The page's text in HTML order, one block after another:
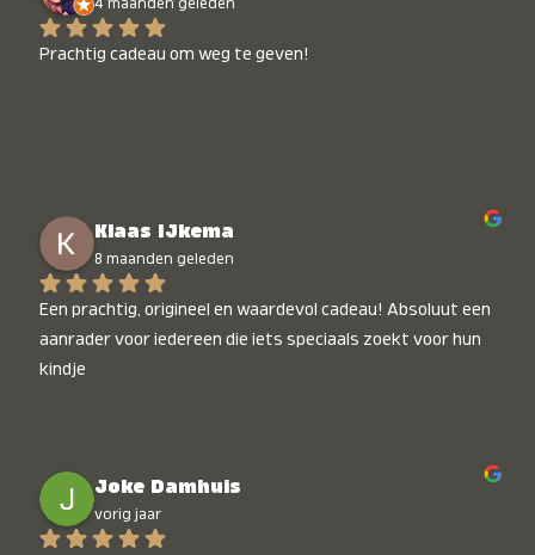
4 maanden geleden
Prachtig cadeau om weg te geven!
Klaas IJkema
8 maanden geleden
Een prachtig, origineel en waardevol cadeau! Absoluut een
aanrader voor iedereen die iets speciaals zoekt voor hun
kindje
Joke Damhuis
vorig jaar